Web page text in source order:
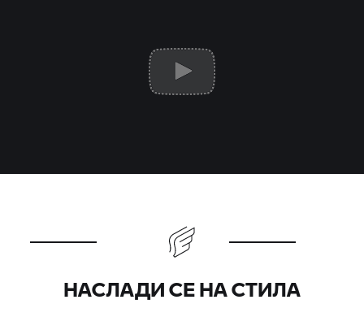
НАСЛАДИ СЕ НА СТИЛА